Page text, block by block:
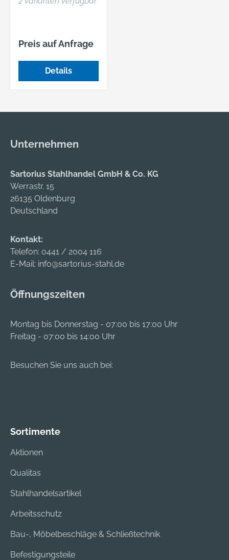
Preis auf Anfrage
Details
Unternehmen
Sartorius Stahlhandel GmbH & Co. KG
Werrastr. 15
26135 Oldenburg
Deutschland
Kontakt:
Telefon: 0441 / 2004 116
E-Mail: info@sartorius-stahl.de
Öffnungszeiten
Montag bis Donnerstag - 07:00 bis 17:00 Uhr
Freitag - 07:00 bis 14:00 Uhr
Besuchen Sie uns auch bei:
Sortimente
Aktionen
Qualitas
Stahlhandelsartikel
Arbeitsschutz
Bau-, Möbelbeschläge & Schließtechnik
Befestigungsteile